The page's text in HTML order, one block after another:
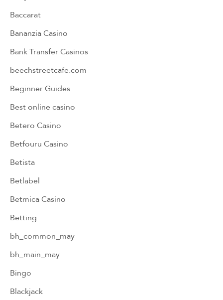
Baccarat
Bananzia Casino
Bank Transfer Casinos
beechstreetcafe.com
Beginner Guides
Best online casino
Betero Casino
Betfouru Casino
Betista
Betlabel
Betmica Casino
Betting
bh_common_may
bh_main_may
Bingo
Blackjack